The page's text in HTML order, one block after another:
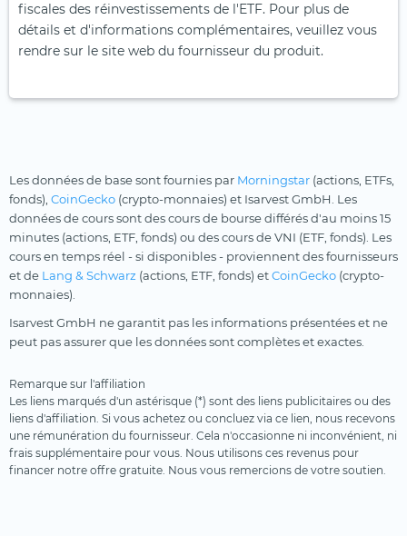
fiscales des réinvestissements de l'ETF. Pour plus de
détails et d'informations complémentaires, veuillez vous
rendre sur le site web du fournisseur du produit.
Les données de base sont fournies par Morningstar (actions, ETFs,
fonds), CoinGecko (crypto-monnaies) et Isarvest GmbH. Les
données de cours sont des cours de bourse différés d'au moins 15
minutes (actions, ETF, fonds) ou des cours de VNI (ETF, fonds). Les
cours en temps réel - si disponibles - proviennent des fournisseurs
et de Lang & Schwarz (actions, ETF, fonds) etCoinGecko (crypto-
monnaies).
Isarvest GmbH ne garantit pas les informations présentées et ne
peut pas assurer que les données sont complètes et exactes.
Remarque sur l'affiliation
Les liens marqués d'un astérisque (*) sont des liens publicitaires ou des
liens d'affiliation. Si vous achetez ou concluez via ce lien, nous recevons
une rémunération du fournisseur. Cela n'occasionne ni inconvénient, ni
frais supplémentaire pour vous. Nous utilisons ces revenus pour
financer notre offre gratuite. Nous vous remercions de votre soutien.